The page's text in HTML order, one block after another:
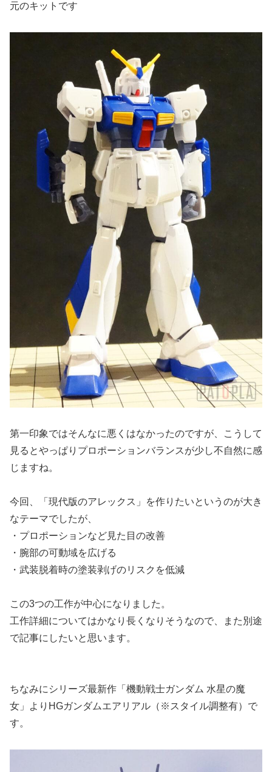
元のキットです
第一印象ではそんなに悪くはなかったのですが、こうして
見るとやっぱりプロポーションバランスが少し不自然に感
じますね。
今回、「現代版のアレックス」を作りたいというのが大き
なテーマでしたが、
・プロポーションなど見た目の改善
・腕部の可動域を広げる
・武装脱着時の塗装剥げのリスクを低減
この3つの工作が中心になりました。
工作詳細についてはかなり長くなりそうなので、また別途
で記事にしたいと思います。
ちなみにシリーズ最新作「機動戦士ガンダム 水星の魔
女」よりHGガンダムエアリアル（※スタイル調整有）で
す。